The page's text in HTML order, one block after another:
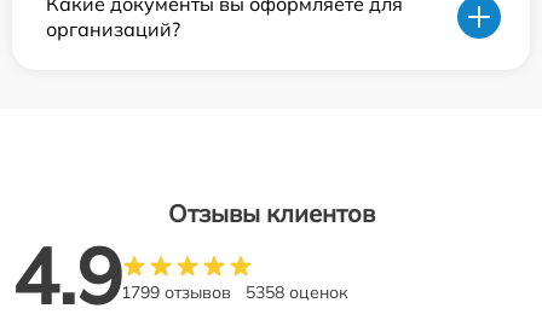
организаций?
Отзывы клиентов
4.91799 отзывов 5358 оценок